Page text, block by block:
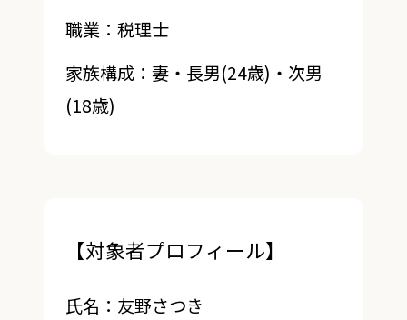
職業：税理士
家族構成：妻・長男(24歳)・次男
(18歳)
【対象者プロフィール】
氏名：友野さつき